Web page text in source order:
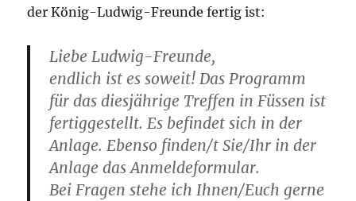
der König-Ludwig-Freunde fertig ist:
Liebe Ludwig-Freunde,
endlich ist es soweit! Das Programm
für das diesjährige Treffen in Füssen ist
fertiggestellt. Es befindet sich in der
Anlage. Ebenso finden/t Sie/Ihr in der
Anlage das Anmeldeformular.
Bei Fragen stehe ich Ihnen/Euch gerne